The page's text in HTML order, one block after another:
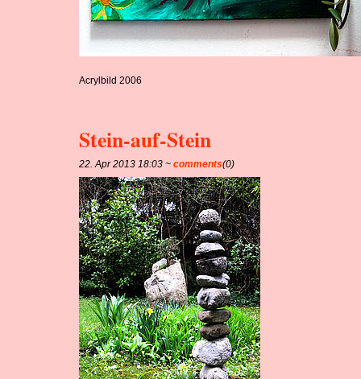
Acrylbild 2006
Stein-auf-Stein
22. Apr 2013 18:03 ~comments(0)